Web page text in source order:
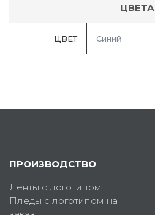
ЦВЕТА
ЦВЕТ Синий
ПРОИЗВОДСТВО
Ленты с логотипом
Пледы с логотипом на